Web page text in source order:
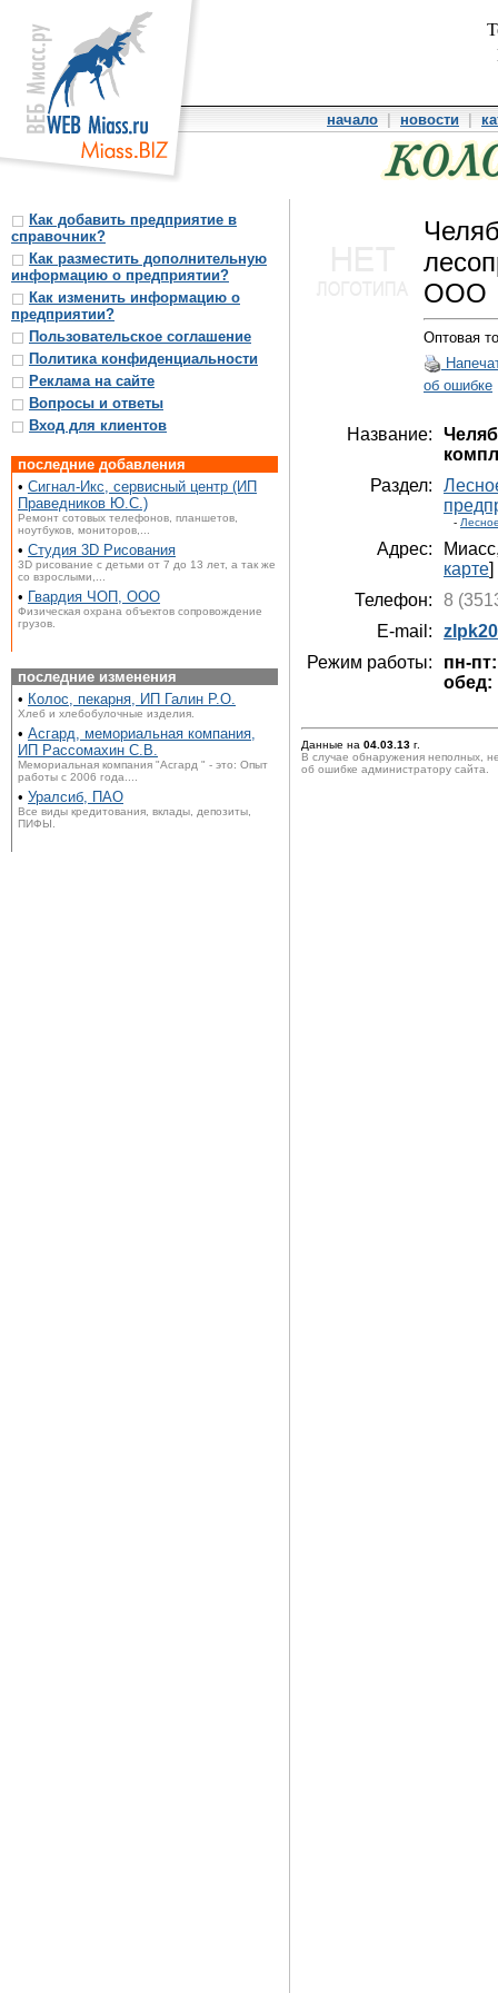
начало новости
Как добавить предприятие в
справочник?
Как разместить дополнительную
информацию о предприятии?
Как изменить информацию о
предприятии?
Пользовательское соглашение
Политика конфиденциальности
Реклама на сайте
Вопросы и ответы
Вход для клиентов
последние добавления
• Сигнал-Икс, сервисный центр (ИП
Праведников Ю.С.)
Ремонт сотовых телефонов, планшетов,
ноутбуков, мониторов,...
• Студия 3D Рисования
3D рисование с детьми от 7 до 13 лет, а так же
со взрослыми,...
• Гвардия ЧОП, ООО
Физическая охрана объектов сопровождение
грузов.
последние изменения
• Колос, пекарня, ИП Галин Р.О.
Хлеб и хлебобулочные изделия.
• Асгард, мемориальная компания,
ИП Рассомахин С.В.
Мемориальная компания "Асгард " - это: Опыт
работы с 2006 года....
• Уралсиб, ПАО
Все виды кредитования, вклады, депозиты,
ПИФЫ.
ООО
Оптовая
об ошибке
Название:
Раздел:
-
Адрес:
карте]
Телефон:
8
E-mail:
Режим работы:
пн-
обед:
Данные на 04.03.13 г.
В случае обнаружения неполных,
об ошибке администратору сайта.